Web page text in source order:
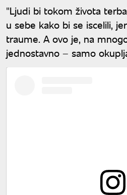
"Ljudi bi tokom života
u sebe kako bi se iscelili,
traume. A ovo je, na
jednostavno – samo